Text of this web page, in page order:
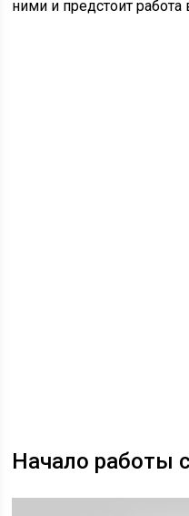
ними и предстоит работа
Начало работы